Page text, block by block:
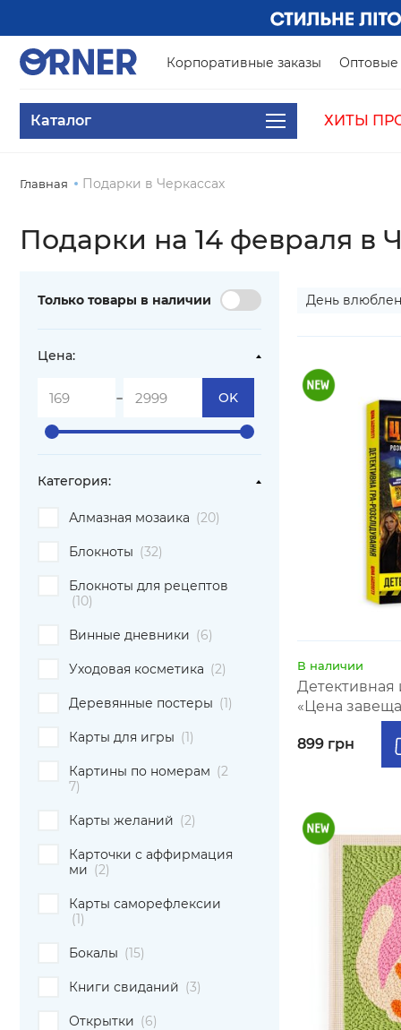
Корпоративные заказы Оптовые
Каталог ХИТЫ
Главная Подарки в Черкассах
Подарки на 14 февраля в
Только товары в наличии
Цена:
- OK
Категория:
Алмазная мозаика (20)
Блокноты (32)
Блокноты для рецептов
(10)
Винные дневники (6)
Уходовая косметика (2)
Деревянные постеры (1)
Карты для игры (1)
Картины по номерам (2
7)
Карты желаний (2)
Карточки с аффирмация
ми (2)
Карты саморефлексии
(1)
Бокалы (15)
Книги свиданий (3)
Открытки (6)
День
В наличии
Детективная
«Цена
899 грн